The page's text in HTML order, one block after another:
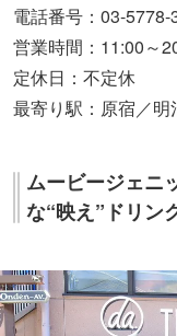
電話番号：03-5778-
営業時間：11:00～
定休日：不定休
最寄り駅：原宿／明
ムービージェニ
な“映え”ドリン